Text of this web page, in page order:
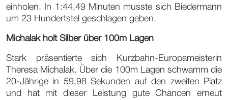
einholen. In 1:44,49 Minuten musste sich Biedermann
um 23 Hundertstel geschlagen geben.
Michalak holt Silber über 100m Lagen
Stark präsentierte sich Kurzbahn-Europameisterin
Theresa Michalak. Über die 100m Lagen schwamm die
20-Jährige in 59,98 Sekunden auf den zweiten Platz
und hat mit dieser Leistung gute Chancen erneut